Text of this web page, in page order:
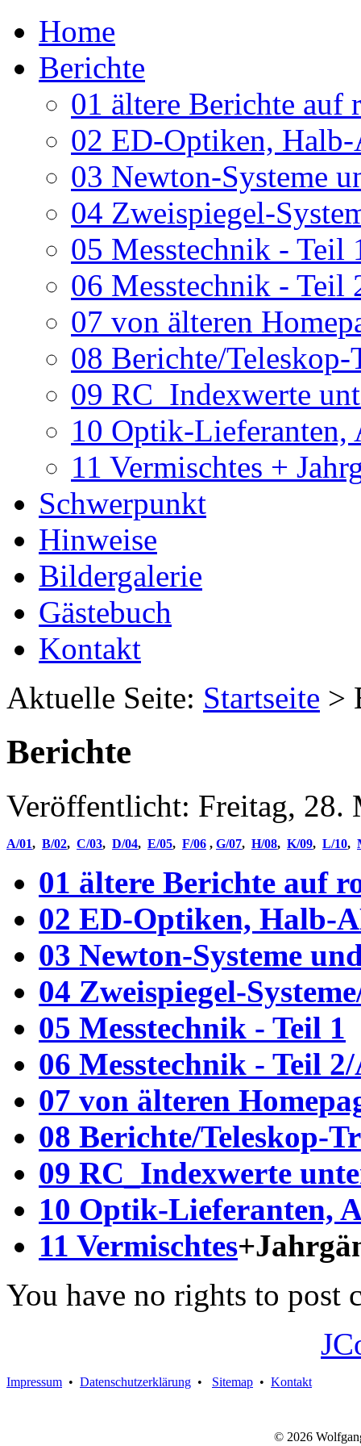
Home
Berichte
01 ältere Berichte auf
02 ED-Optiken, Halb-
03 Newton-Systeme
04 Zweispiegel-
05 Messtechnik - Teil
06 Messtechnik - Teil
07 von älteren
08 Berichte/
09 RC_Indexwerte
10 Optik-Lieferanten,
11 Vermischtes +
Schwerpunkt
Hinweise
Bildergalerie
Gästebuch
Kontakt
Aktuelle Seite: Startseite >
Berichte
Veröffentlicht: Freitag, 28.
A/01, B/02, C/03, D/04, E/05, F/06 , G/07, H/08, K/09, L/10,
01 ältere Berichte auf
02 ED-Optiken, Halb-
03 Newton-Systeme
04 Zweispiegel-
05 Messtechnik - Teil 1
06 Messtechnik - Teil
07 von älteren
08 Berichte/Teleskop-
09 RC_Indexwerte
10 Optik-Lieferanten,
11 Vermischtes
You have no rights to post
Impressum • Datenschutzerklärung • Sitemap • Kontakt
© 2026